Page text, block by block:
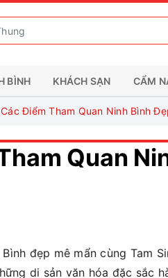
BÌNH KHÁCH SẠN CẨM
Điểm Tham Quan Ninh Bình
Quan
đẹp mê mẩn cùng Tam
di sản văn hóa đặc sắc